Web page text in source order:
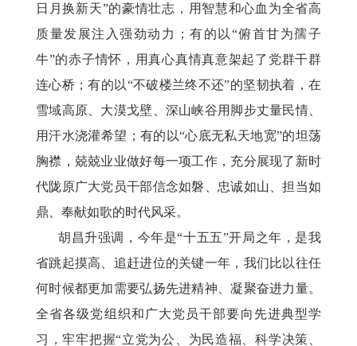
日月换新天”的豪情壮志，用智慧和心血为全省高
质量发展注入强劲动力；有的以“俯首甘为孺子
牛”的赤子情怀，用真心真情真意架起了党群干群
连心桥；有的以“不破楼兰终不还”的坚韧执着，在
雪域高原、大漠戈壁、深山峡谷用脚步丈量民情、
用汗水浇灌希望；有的以“心底无私天地宽”的坦荡
胸襟，兢兢业业做好每一项工作，充分展现了新时
代陇原广大党员干部信念如磐、忠诚如山、担当如
鼎、奉献如歌的时代风采。
胡昌升强调，今年是“十五五”开局之年，是我
省跳起摸高、追赶进位的关键一年，我们比以往任
何时候都更加需要弘扬先进精神、凝聚奋进力量。
全省各级党组织和广大党员干部要向先进典型学
习，牢牢把握“立党为公、为民造福、科学决策、